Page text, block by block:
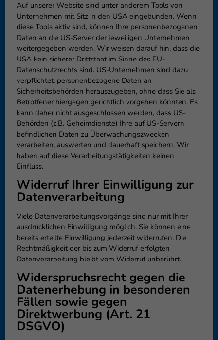
Auf unserer Website sind unter anderem Tools von
Unternehmen mit Sitz in den USA eingebunden. Wenn
diese Tools aktiv sind, können Ihre personenbezogenen
Daten an die US-Server der jeweiligen Unternehmen
weitergegeben werden. Wir weisen darauf hin, dass die
USA kein sicherer Drittstaat im Sinne des EU-
Datenschutzrechts sind. US-Unternehmen sind dazu
verpflichtet, personenbezogene Daten an
Sicherheitsbehörden herauszugeben, ohne dass Sie als
Betroffener hiergegen gerichtlich vorgehen könnten. Es
kann daher nicht ausgeschlossen werden, dass US-
Behörden (z.B. Geheimdienste) Ihre auf US-Servern
befindlichen Daten zu Überwachungszwecken
verarbeiten, auswerten und dauerhaft speichern. Wir
haben auf diese Verarbeitungstätigkeiten keinen
Einfluss.
Widerruf Ihrer Einwilligung zur
Datenverarbeitung
Viele Datenverarbeitungsvorgänge sind nur mit Ihrer
ausdrücklichen Einwilligung möglich. Sie können eine
bereits erteilte Einwilligung jederzeit widerrufen. Die
Rechtmäßigkeit der bis zum Widerruf erfolgten
Datenverarbeitung bleibt vom Widerruf unberührt.
Widerspruchsrecht gegen die
Datenerhebung in besonderen
Fällen sowie gegen
Direktwerbung (Art. 21
DSGVO)